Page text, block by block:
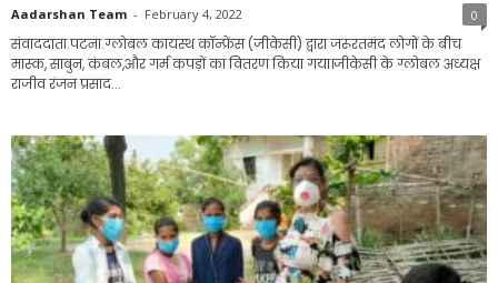
Aadarshan Team - February 4, 2022 0
संवाददाता.पटना.ग्लोबल कायस्थ कॉन्फ्रेंस (जीकेसी) द्वारा जरूरतमंद लोगों के बीच
मास्क, साबुन, कंबल,और गर्म कपड़ों का वितरण किया गया।जीकेसी के ग्लोबल अध्यक्ष
राजीव रंजन प्रसाद...